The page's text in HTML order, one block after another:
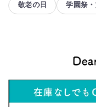
敬老の日 学園祭